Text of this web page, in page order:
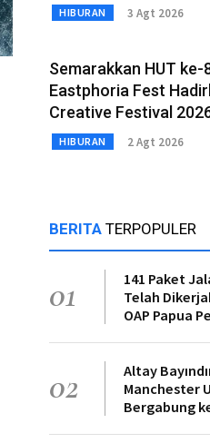
HIBURAN 3 Agt 2026
Semarakkan HUT ke-
Eastphoria Fest
Creative Festival
HIBURAN 2 Agt 2026
BERITA TERPOPULER
01
141 Paket
Telah
OAP Papua
02
Altay
Manchester
Bergabung